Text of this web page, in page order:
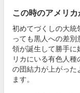
この時のアメリ
初めてづくしの大統
っても黒人への差
領が誕生して勝手に
リカにいる有色人
の団結力が上がった
ます。